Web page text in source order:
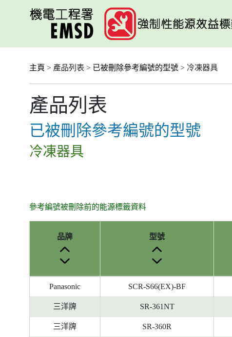
主頁 > 產品列表 > 已被刪除參考編號的型號 > 冷凍器具
產品列表
已被刪除參考編號的型號
冷凍器具
參考編號被刪除前的能源標籤資料
號
品牌 型號
Panasonic SCR-S66(EX)-BF
三洋牌 SR-361NT
三洋牌 SR-360R